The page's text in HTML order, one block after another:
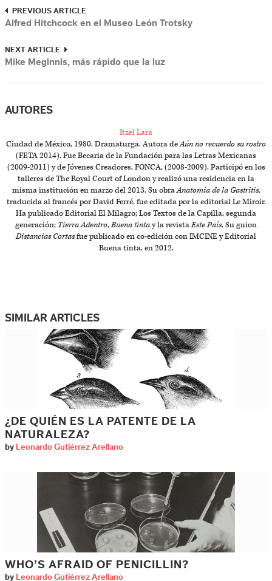
PREVIOUS ARTICLE
Alfred Hitchcock en el Museo León Trotsky
NEXT ARTICLE
Mike Meginnis, más rápido que la luz
AUTORES
Itzel Lara
Ciudad de México, 1980. Dramaturga. Autora deAún no recuerdo su rostro
(FETA 2014). Fue Becaria de la Fundación para las Letras Mexicanas
(2009-2011) y de Jóvenes Creadores, FONCA, (2008-2009). Participó en los
talleres de The Royal Court of London y realizó una residencia en la
misma institución en marzo del 2013. Su obraAnatomía de la Gastritis,
traducida al francés por David Ferré, fue editada por la editorial Le Miroir.
Ha publicado Editorial El Milagro; Los Textos de la Capilla, segunda
generación; Tierra Adentro,Buena tintay la revistaEste País. Su guion
Distancias Cortasfue publicado en co-edición con IMCINE y Editorial
Buena tinta, en 2012.
SIMILAR ARTICLES
¿DE QUIÉN ES LA PATENTE DE LA
NATURALEZA?
by Leonardo Gutiérrez Arellano
WHO’S AFRAID OF PENICILLIN?
by Leonardo Gutiérrez Arellano